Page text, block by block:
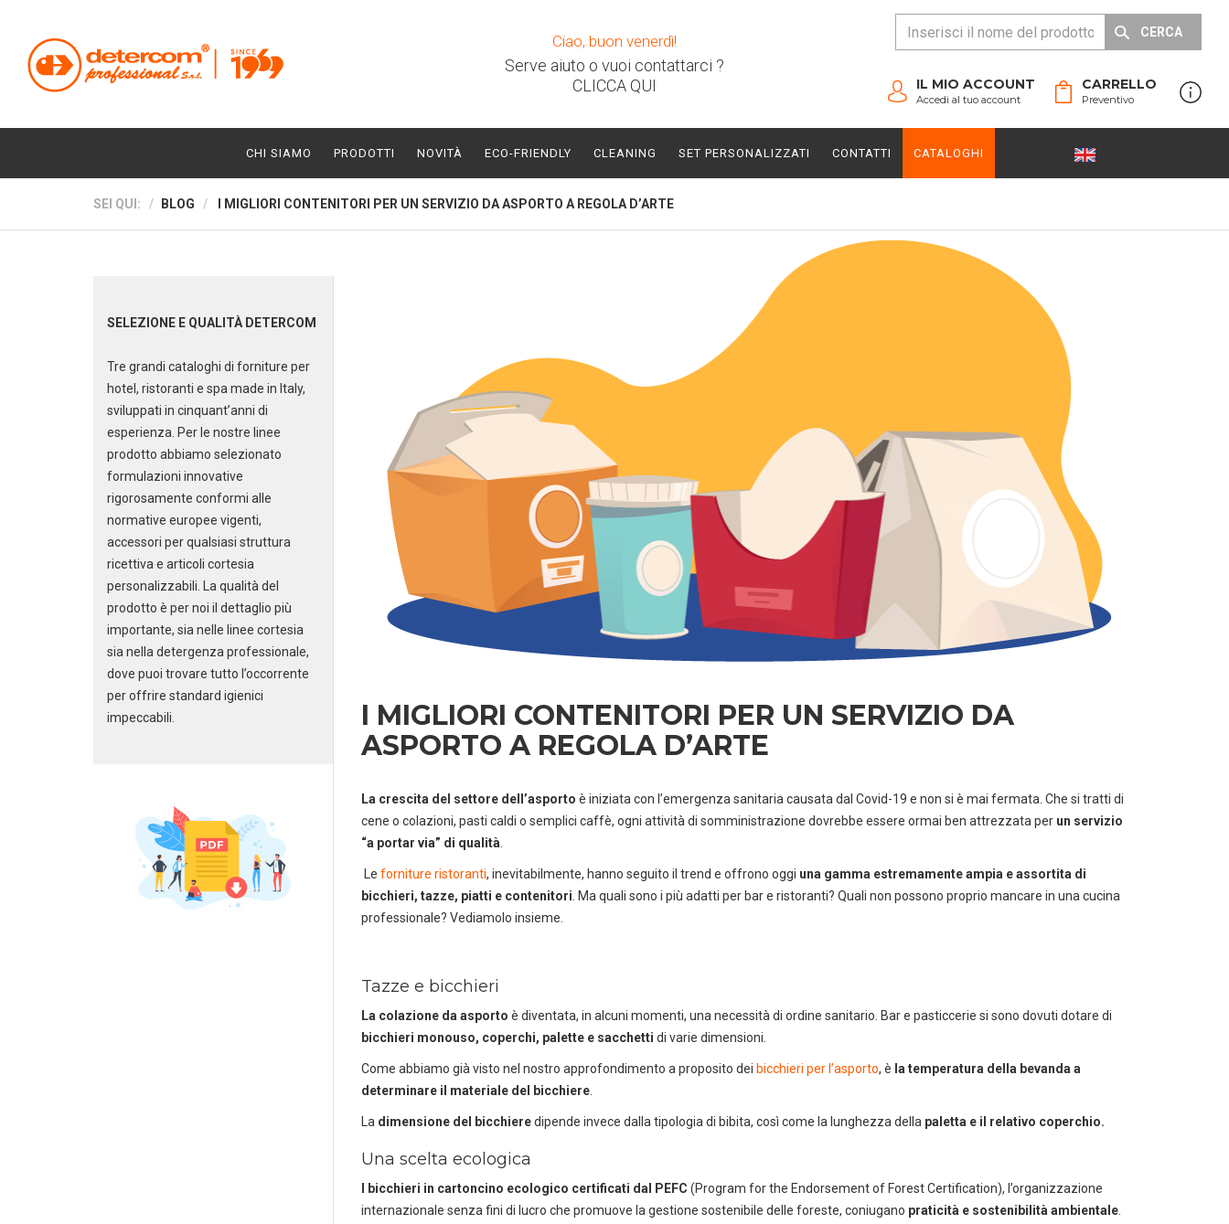
Ciao, buon venerdì!
Serve aiuto o vuoi contattarci ?
CLICCA QUI
CERCA
CARRELLO
Preventivo
IL MIO ACCOUNT
Accedi al tuo account
CHI SIAMO PRODOTTI NOVITÀ ECO-FRIENDLY CLEANING SET PERSONALIZZATI CONTATTI CATALOGHI
SEI QUI: BLOG I MIGLIORI CONTENITORI PER UN SERVIZIO DA ASPORTO A REGOLA D’ARTE
SELEZIONE E QUALITÀ DETERCOM
Tre grandi cataloghi di forniture per
hotel, ristoranti e spa made in Italy,
sviluppati in cinquant’anni di
esperienza. Per le nostre linee
prodotto abbiamo selezionato
formulazioni innovative
rigorosamente conformi alle
normative europee vigenti,
accessori per qualsiasi struttura
ricettiva e articoli cortesia
personalizzabili. La qualità del
prodotto è per noi il dettaglio più
importante, sia nelle linee cortesia
sia nella detergenza professionale,
dove puoi trovare tutto l’occorrente
per offrire standard igienici
impeccabili.
I MIGLIORI CONTENITORI PER UN SERVIZIO DA
ASPORTO A REGOLA D’ARTE
La crescita del settore dell’asporto è iniziata con l’emergenza sanitaria causata dal Covid-19 e non si è mai fermata. Che si tratti di
cene o colazioni, pasti caldi o semplici caffè, ogni attività di somministrazione dovrebbe essere ormai ben attrezzata per un servizio
“a portar via” di qualità
Le forniture ristoranti, inevitabilmente, hanno seguito il trend e offrono oggi una gamma estremamente ampia e assortita di
bicchieri, tazze, piatti e contenitori . Ma quali sono i più adatti per bar e ristoranti? Quali non possono proprio mancare in una cucina
professionale? Vediamolo insieme.
Tazze e bicchieri
La colazione da asporto è diventata, in alcuni momenti, una necessità di ordine sanitario. Bar e pasticcerie si sono dovuti dotare di
bicchieri monouso, coperchi, palette e sacchetti di varie dimensioni.
Come abbiamo già visto nel nostro approfondimento a proposito dei bicchieri per l’asporto, è la temperatura della bevanda a
determinare il materiale del bicchiere.
La dimensione del bicchieredipende invece dalla tipologia di bibita, così come la lunghezza della paletta e il relativo coperchio.
Una scelta ecologica
I bicchieri in cartoncino ecologico certificati dal PEFC (Program for the Endorsement of Forest Certification), l’organizzazione
internazionale senza fini di lucro che promuove la gestione sostenibile delle foreste, coniugano praticità e sostenibilità ambientale.